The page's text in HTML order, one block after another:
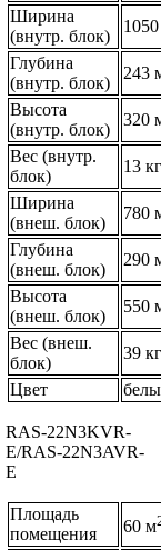
Ширина
(внутр. блок)
Глубина
(внутр. блок)
243
Высота
(внутр. блок)
320
Вес (внутр.
блок)
13 кг
Ширина
(внеш. блок)
780
Глубина
(внеш. блок)
290
Высота
(внеш. блок)
550
Вес (внеш.
блок)
39 кг
Цвет
RAS-22N3KVR-
E/RAS-22N3AVR-
E
Площадь
помещения
60 м